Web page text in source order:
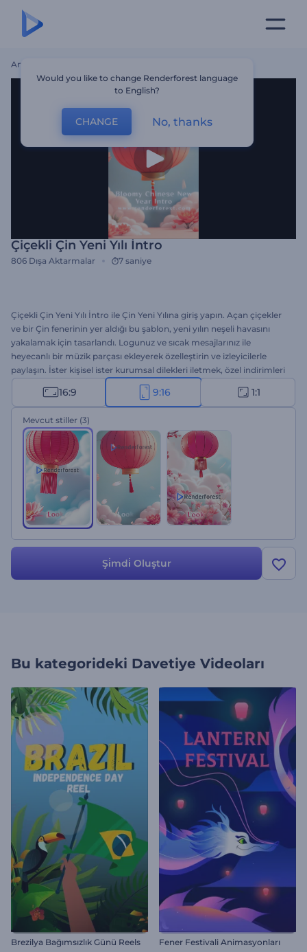
Ana Sayfa
Çiçekli Çin Yeni Yılı İntro
806 Dışa Aktarmalar 7 saniye
Çiçekli Çin Yeni Yılı İntro ile Çin Yeni Yılına giriş yapın. Açan çiçekler
ve bir Çin fenerinin yer aldığı bu şablon, yeni yılın neşeli havasını
yakalamak için tasarlandı. Logunuz ve sıcak mesajlarınız ile
heyecanlı bir müzik parçası ekleyerek özelleştirin ve izleyicilerle
paylaşın. İster kişisel ister kurumsal dilekleri iletmek, özel indirimleri
paylaşmak ya da yıl başı ile ilgili duyurular yapmak gibi projeler için
harika bir şablon. Hemen oluşturun!
16:9 9:16 1:1
Mevcut stiller (3)
Şi̇mdi̇ Oluştur
Bu kategorideki Davetiye Videoları
Brezilya Bağımsızlık Günü Reels Fener Festivali Animasyonları
Would you like to change Renderforest language
to English?
CHANGE No, thanks